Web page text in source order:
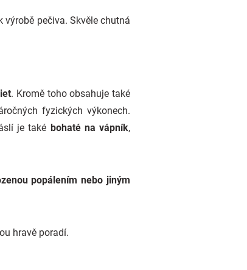
výrobě pečiva. Skvěle chutná
. Kromě toho obsahuje také
fyzických výkonech.
je také bohaté na vápník,
popálením nebo jiným
hravě poradí.